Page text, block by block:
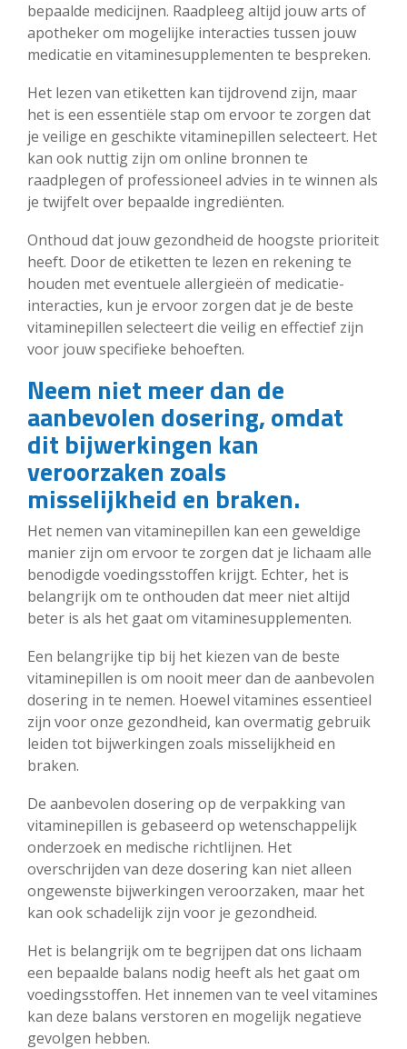
bepaalde medicijnen. Raadpleeg altijd jouw arts of
apotheker om mogelijke interacties tussen jouw
medicatie en vitaminesupplementen te bespreken.
Het lezen van etiketten kan tijdrovend zijn, maar
het is een essentiële stap om ervoor te zorgen dat
je veilige en geschikte vitaminepillen selecteert. Het
kan ook nuttig zijn om online bronnen te
raadplegen of professioneel advies in te winnen als
je twijfelt over bepaalde ingrediënten.
Onthoud dat jouw gezondheid de hoogste prioriteit
heeft. Door de etiketten te lezen en rekening te
houden met eventuele allergieën of medicatie-
interacties, kun je ervoor zorgen dat je de beste
vitaminepillen selecteert die veilig en effectief zijn
voor jouw specifieke behoeften.
Neem niet meer dan de
aanbevolen dosering, omdat
dit bijwerkingen kan
veroorzaken zoals
misselijkheid en braken.
Het nemen van vitaminepillen kan een geweldige
manier zijn om ervoor te zorgen dat je lichaam alle
benodigde voedingsstoffen krijgt. Echter, het is
belangrijk om te onthouden dat meer niet altijd
beter is als het gaat om vitaminesupplementen.
Een belangrijke tip bij het kiezen van de beste
vitaminepillen is om nooit meer dan de aanbevolen
dosering in te nemen. Hoewel vitamines essentieel
zijn voor onze gezondheid, kan overmatig gebruik
leiden tot bijwerkingen zoals misselijkheid en
braken.
De aanbevolen dosering op de verpakking van
vitaminepillen is gebaseerd op wetenschappelijk
onderzoek en medische richtlijnen. Het
overschrijden van deze dosering kan niet alleen
ongewenste bijwerkingen veroorzaken, maar het
kan ook schadelijk zijn voor je gezondheid.
Het is belangrijk om te begrijpen dat ons lichaam
een bepaalde balans nodig heeft als het gaat om
voedingsstoffen. Het innemen van te veel vitamines
kan deze balans verstoren en mogelijk negatieve
gevolgen hebben.